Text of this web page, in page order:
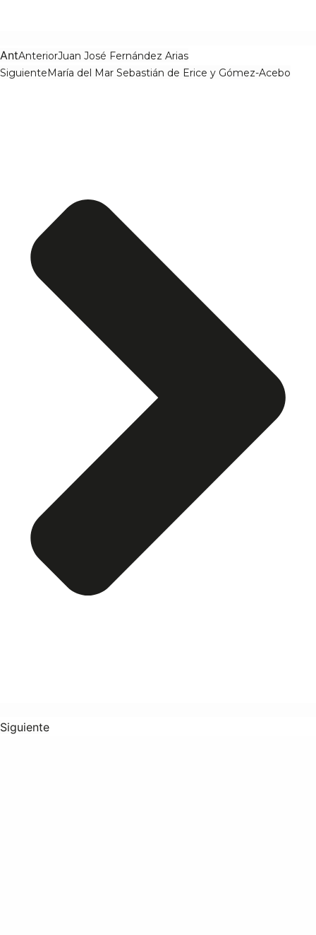
AntAnteriorJuan José Fernández Arias
SiguienteMaría del Mar Sebastián de Erice y Gómez-Acebo
Siguiente